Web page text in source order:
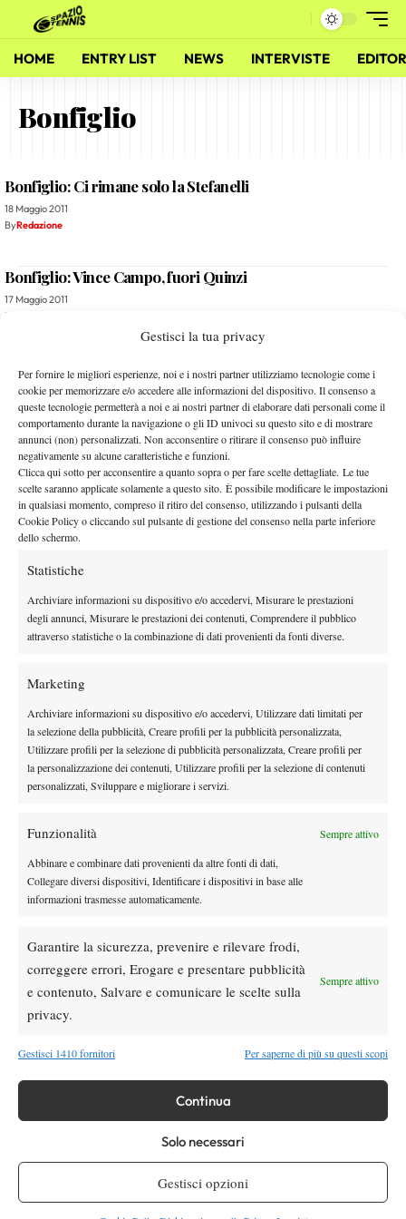
Gestisci la tua privacy
Per fornire le migliori esperienze, noi e i nostri partner utilizziamo tecnologie come i
cookie per memorizzare e/o accedere alle informazioni del dispositivo. Il consenso a
queste tecnologie permetterà a noi e ai nostri partner di elaborare dati personali come il
comportamento durante la navigazione o gli ID univoci su questo sito e di mostrare
annunci (non) personalizzati. Non acconsentire o ritirare il consenso può influire
negativamente su alcune caratteristiche e funzioni.
Clicca qui sotto per acconsentire a quanto sopra o per fare scelte dettagliate. Le tue
scelte saranno applicate solamente a questo sito. È possibile modificare le impostazioni
in qualsiasi momento, compreso il ritiro del consenso, utilizzando i pulsanti della
Cookie Policy o cliccando sul pulsante di gestione del consenso nella parte inferiore
dello schermo.
Statistiche
Archiviare informazioni su dispositivo e/o accedervi, Misurare le prestazioni
degli annunci, Misurare le prestazioni dei contenuti, Comprendere il pubblico
attraverso statistiche o la combinazione di dati provenienti da fonti diverse.
Marketing
Archiviare informazioni su dispositivo e/o accedervi, Utilizzare dati limitati per
la selezione della pubblicità, Creare profili per la pubblicità personalizzata,
Utilizzare profili per la selezione di pubblicità personalizzata, Creare profili per
la personalizzazione dei contenuti, Utilizzare profili per la selezione di contenuti
personalizzati, Sviluppare e migliorare i servizi.
Funzionalità Sempre attivo
Abbinare e combinare dati provenienti da altre fonti di dati,
Collegare diversi dispositivi, Identificare i dispositivi in base alle
informazioni trasmesse automaticamente.
Garantire la sicurezza, prevenire e rilevare frodi,
correggere errori, Erogare e presentare pubblicità
e contenuto, Salvare e comunicare le scelte sulla
privacy.
Sempre attivo
Gestisci 1410 fornitori Per saperne di più su questi scopi
Continua
Solo necessari
Gestisci opzioni
HOME ENTRY LIST NEWS INTERVISTE
Bonfiglio
Bonfiglio: Ci rimane solo la Stefanelli
18 Maggio 2011
ByRedazione
Bonfiglio: Vince Campo, fuori Quinzi
17 Maggio 2011
By
Bonfiglio: Straordinario Quinzi
17 Maggio 2011
Redazione
Bonfiglio: In Campo Quinzi
16 Maggio 2011
Instagram
Testata giornalisticaSpazio Tennisregistrata Aut-Trib Milano n°
10268 del 15/09/2025
Direttore Responsabile: Alessandro Nizegorodcew
HOME
WTA
CHALLENGER